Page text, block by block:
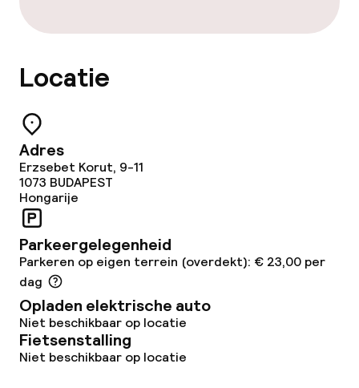
Eet- en drinkgelegenheden
Bar
Eet- en drinkdiensten
Ontbijtbuffet
Lunch à la carte
Diner à la carte
Roomservice
Locatie
Adres
Erzsebet Korut, 9-11
1073 BUDAPEST
Hongarije
Parkeergelegenheid
Parkeren op eigen terrein (overdekt): € 23,00 per
dag
Opladen elektrische auto
Niet beschikbaar op locatie
Fietsenstalling
Niet beschikbaar op locatie